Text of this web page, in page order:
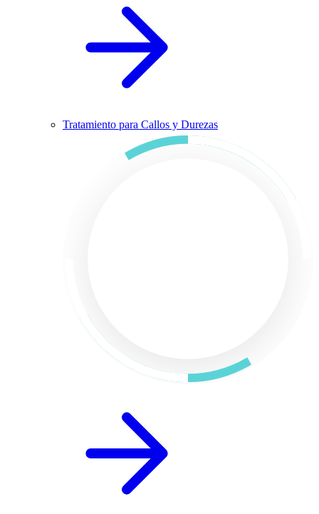
Tratamiento para Callos y Durezas